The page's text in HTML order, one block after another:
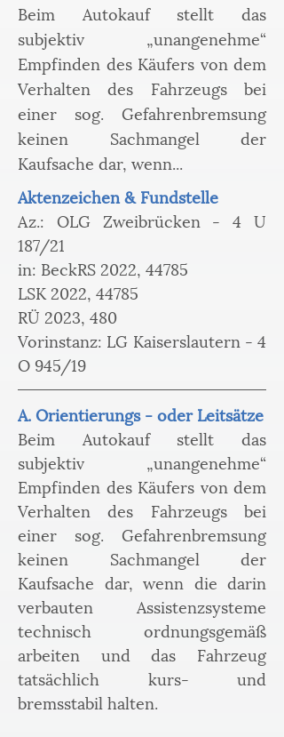
Beim Autokauf stellt das
subjektiv „unangenehme“
Empfinden des Käufers von dem
Verhalten des Fahrzeugs bei
einer sog. Gefahrenbremsung
keinen Sachmangel der
Kaufsache dar, wenn...
Aktenzeichen & Fundstelle
Az.: OLG Zweibrücken - 4 U
187/21
in: BeckRS 2022, 44785
LSK 2022, 44785
RÜ 2023, 480
Vorinstanz: LG Kaiserslautern - 4
O 945/19
A. Orientierungs - oder Leitsätze
Beim Autokauf stellt das
subjektiv „unangenehme“
Empfinden des Käufers von dem
Verhalten des Fahrzeugs bei
einer sog. Gefahrenbremsung
keinen Sachmangel der
Kaufsache dar, wenn die darin
verbauten Assistenzsysteme
technisch ordnungsgemäß
arbeiten und das Fahrzeug
tatsächlich kurs- und
bremsstabil halten.